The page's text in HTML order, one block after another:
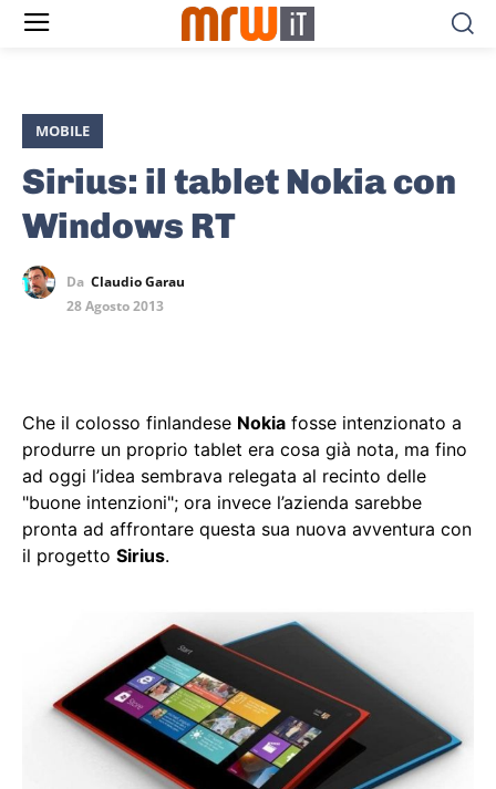
MOBILE
Sirius: il tablet Nokia con
Windows RT
Da Claudio Garau
28 Agosto 2013
Che il colosso finlandese Nokia fosse intenzionato a
produrre un proprio tablet era cosa già nota, ma fino
ad oggi l’idea sembrava relegata al recinto delle
"buone intenzioni"; ora invece l’azienda sarebbe
pronta ad affrontare questa sua nuova avventura con
il progetto Sirius.